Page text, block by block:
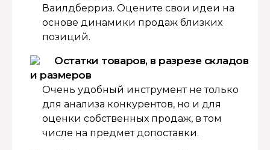
Ваилдберриз. Оцените свои идеи на
основе динамики продаж близких
позиций.
Остатки товаров, в разрезе складов
и размеров
Очень удобный инструмент не только
для анализа конкурентов, но и для
оценки собственных продаж, в том
числе на предмет допоставки.